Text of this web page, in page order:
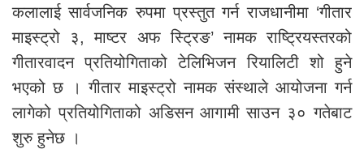
कलालाई सार्वजनिक रुपमा प्रस्तुत गर्न राजधानीमा ‘गीतार
माइस्ट्रो ३, माष्टर अफ स्ट्रिङ’ नामक राष्ट्रियस्तरको
गीतारवादन प्रतियोगिताको टेलिभिजन रियालिटी शो हुने
भएको छ । गीतार माइस्ट्रो नामक संस्थाले आयोजना गर्न
लागेको प्रतियोगिताको अडिसन आगामी साउन ३० गतेबाट
शुरु हुनेछ ।